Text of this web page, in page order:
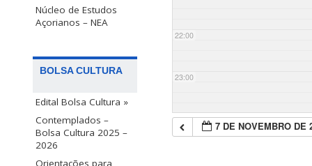
Núcleo de Estudos
Açorianos – NEA
BOLSA CULTURA
Edital Bolsa Cultura »
Contemplados –
Bolsa Cultura 2025 –
2026
Orientações para
22:00
23:00
7 DE NOVEMBRO DE